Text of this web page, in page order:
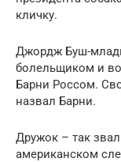
кличку.
Джордж Буш-
болельщиком и
Барни Россом.
назвал Барни.
Дружок – так
американском